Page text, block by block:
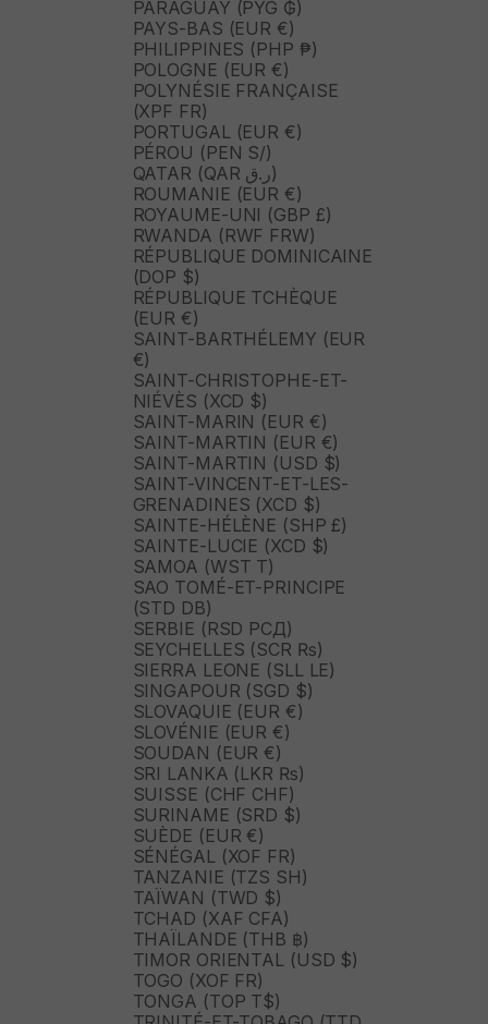
PARAGUAY (PYG ₲)
PAYS-BAS (EUR €)
PHILIPPINES (PHP ₱)
POLOGNE (EUR €)
POLYNÉSIE FRANÇAISE
(XPF FR)
PORTUGAL (EUR €)
PÉROU (PEN S/)
QATAR (QAR ر.ق)
ROUMANIE (EUR €)
ROYAUME-UNI (GBP £)
RWANDA (RWF FRW)
RÉPUBLIQUE DOMINICAINE
(DOP $)
RÉPUBLIQUE TCHÈQUE
(EUR €)
SAINT-BARTHÉLEMY (EUR
€)
SAINT-CHRISTOPHE-ET-
NIÉVÈS (XCD $)
SAINT-MARIN (EUR €)
SAINT-MARTIN (EUR €)
SAINT-MARTIN (USD $)
SAINT-VINCENT-ET-LES-
GRENADINES (XCD $)
SAINTE-HÉLÈNE (SHP £)
SAINTE-LUCIE (XCD $)
SAMOA (WST T)
SAO TOMÉ-ET-PRINCIPE
(STD DB)
SERBIE (RSD РСД)
SEYCHELLES (SCR ₨)
SIERRA LEONE (SLL LE)
SINGAPOUR (SGD $)
SLOVAQUIE (EUR €)
SLOVÉNIE (EUR €)
SOUDAN (EUR €)
SRI LANKA (LKR ₨)
SUISSE (CHF CHF)
SURINAME (SRD $)
SUÈDE (EUR €)
SÉNÉGAL (XOF FR)
TANZANIE (TZS SH)
TAÏWAN (TWD $)
TCHAD (XAF CFA)
THAÏLANDE (THB ฿)
TIMOR ORIENTAL (USD $)
TOGO (XOF FR)
TONGA (TOP T$)